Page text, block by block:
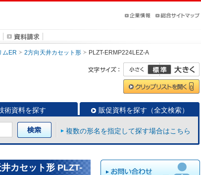
ムER 2方向天井カセット形 PLZT-ERMP224LEZ-A
術資料を探す 販促資料を探す（全文検索）
複数の形名を指定して探す場合はこちら
カセット形 PLZT-